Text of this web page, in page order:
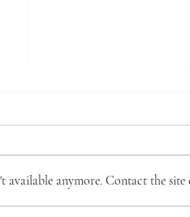
‘제직 훈련’이 9월 6일(
부터 시작됩니다. 이 훈
available anymore. Contact the